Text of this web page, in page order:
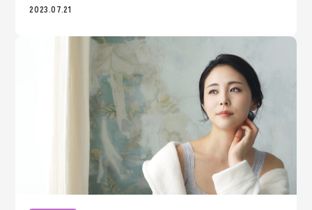
2023.07.21